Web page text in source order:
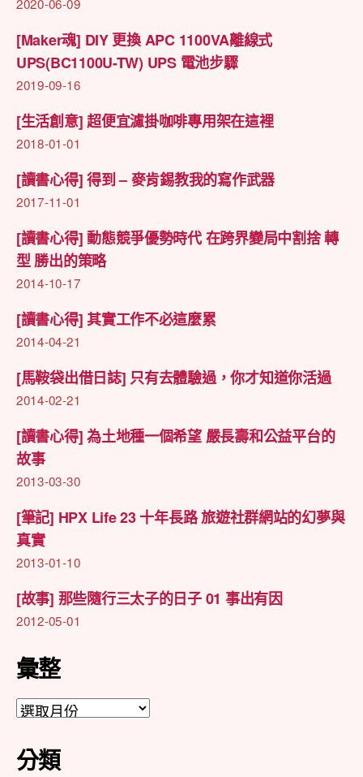
[Maker魂] DIY 更換 APC 1100VA離線式
UPS(BC1100U-TW) UPS 電池步驟
2019-09-16
[生活創意] 超便宜濾掛咖啡專用架在這裡
2018-01-01
[讀書心得] 得到 – 麥肯錫教我的寫作武器
2017-11-01
[讀書心得] 動態競爭優勢時代 在跨界變局中割捨 轉
型 勝出的策略
2014-10-17
[讀書心得] 其實工作不必這麼累
2014-04-21
[馬鞍袋出借日誌] 只有去體驗過，你才知道你活過
2014-02-21
[讀書心得] 為土地種一個希望 嚴長壽和公益平台的
故事
2013-03-30
[筆記] HPX Life 23 十年長路 旅遊社群網站的幻夢與
真實
2013-01-10
[故事] 那些隨行三太子的日子 01 事出有因
2012-05-01
彙整
彙
分類